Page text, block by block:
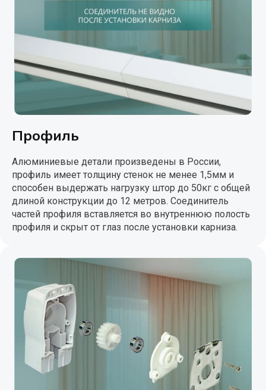
Профиль
Алюминиевые детали произведены в России,
профиль имеет толщину стенок не менее 1,5мм и
способен выдержать нагрузку штор до 50кг с общей
длиной конструкции до 12 метров. Соединитель
частей профиля вставляется во внутреннюю полость
профиля и скрыт от глаз после установки карниза.